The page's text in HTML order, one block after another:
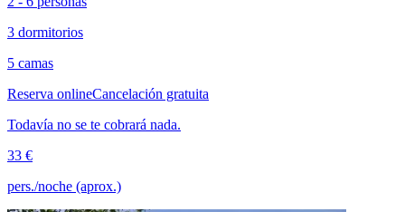
3 dormitorios
5 camas
Reserva onlineCancelación gratuita
Todavía no se te cobrará nada.
33 €
pers./noche (aprox.)